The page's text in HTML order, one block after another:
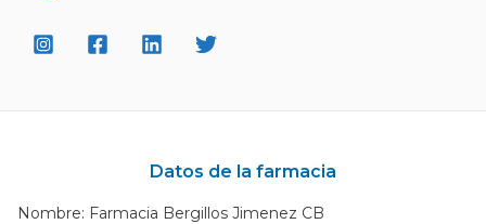
Datos de la farmacia
Nombre: Farmacia Bergillos Jimenez CB